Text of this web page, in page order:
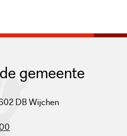
gemeente
DB Wijchen